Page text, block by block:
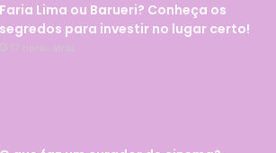
Faria Lima ou Barueri? Conheça os
segredos para investir no lugar certo!
17 horas atrás